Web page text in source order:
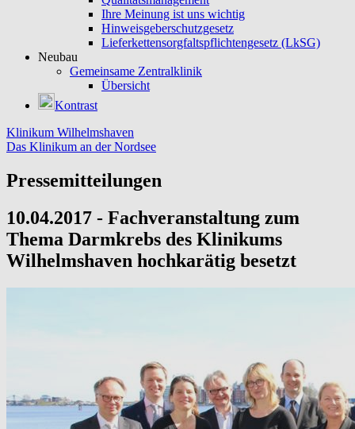
Ihre Meinung ist uns wichtig
Hinweisgeberschutzgesetz
Lieferkettensorgfaltspflichtengesetz (LkSG)
Neubau
Gemeinsame Zentralklinik
Übersicht
Kontrast
Klinikum Wilhelmshaven
Das Klinikum an der Nordsee
Pressemitteilungen
10.04.2017 - Fachveranstaltung zum
Thema Darmkrebs des Klinikums
Wilhelmshaven hochkarätig besetzt